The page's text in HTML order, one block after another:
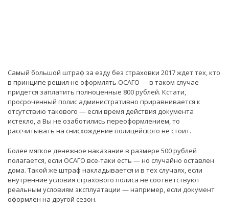
Самый большой штраф за езду без страховки 2017 ждет тех, кто
в принципе решил не оформлять ОСАГО — в таком случае
придется заплатить полноценные 800 рублей. Кстати,
просроченный полис административно приравнивается к
отсутствию такового — если время действия документа
истекло, а Вы не озаботились переоформлением, то
рассчитывать на снисхождение полицейского не стоит.
Более мягкое денежное наказание в размере 500 рублей
полагается, если ОСАГО все-таки есть — но случайно оставлен
дома. Такой же штраф накладывается и в тех случаях, если
внутренние условия страхового полиса не соответствуют
реальным условиям эксплуатации — например, если документ
оформлен на другой сезон.